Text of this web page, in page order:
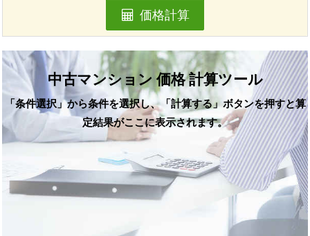
価格計算
中古マンション 価格 計算ツール
「条件選択」から条件を選択し、「計算する」ボタンを押すと算
定結果がここに表示されます。